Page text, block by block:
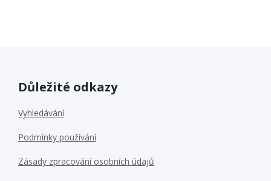
Důležité odkazy
Vyhledávání
Podmínky používání
Zásady zpracování osobních údajů